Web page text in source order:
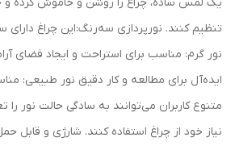
تنظیم کنند. نورپردازی سه‌رنگ:این چراغ
نور گرم: مناسب برای استراحت و ایجاد فضای
ایده‌آل برای مطالعه و کار دقیق نور طبیعی:
متنوع کاربران می‌توانند به سادگی حالت نور را
نیاز خود از چراغ استفاده کنند. شارژی و قابل